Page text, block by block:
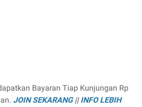
Bayaran Tiap Kunjungan Rp
JOIN SEKARANG||INFO LEBIH